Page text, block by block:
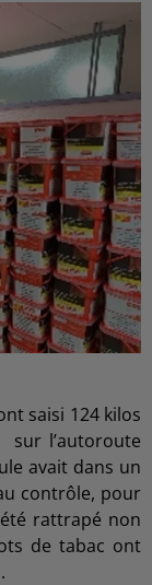
saisi 124 kilos
l’autoroute
avait dans un
contrôle, pour
rattrapé non
de tabac ont